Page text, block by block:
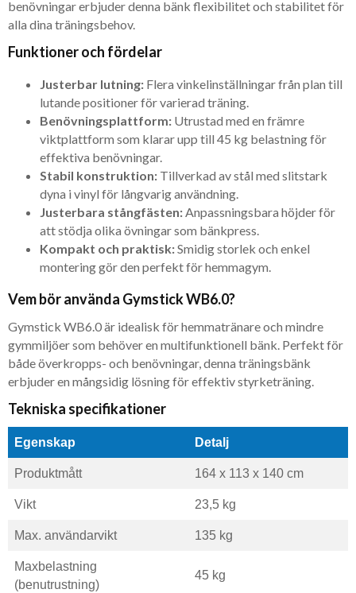
benövningar erbjuder denna bänk flexibilitet och stabilitet för
alla dina träningsbehov.
Funktioner och fördelar
Justerbar lutning: Flera vinkelinställningar från plan till
lutande positioner för varierad träning.
Benövningsplattform: Utrustad med en främre
viktplattform som klarar upp till 45 kg belastning för
effektiva benövningar.
Stabil konstruktion: Tillverkad av stål med slitstark
dyna i vinyl för långvarig användning.
Justerbara stångfästen:Anpassningsbara höjder för
att stödja olika övningar som bänkpress.
Kompakt och praktisk:Smidig storlek och enkel
montering gör den perfekt för hemmagym.
Vem bör använda Gymstick WB6.0?
Gymstick WB6.0 är idealisk för hemmatränare och mindre
gymmiljöer som behöver en multifunktionell bänk. Perfekt för
både överkropps- och benövningar, denna träningsbänk
erbjuder en mångsidig lösning för effektiv styrketräning.
Tekniska specifikationer
Egenskap Detalj
Produktmått 164 x 113 x 140 cm
Vikt 23,5 kg
Max. användarvikt 135 kg
Maxbelastning
(benutrustning)
45 kg